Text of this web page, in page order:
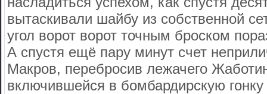
вытаскивали шайбу из собственной
угол ворот ворот точным броском
А спустя ещё пару минут счет
Макров, перебросив лежачего
включившейся в бомбардирскую